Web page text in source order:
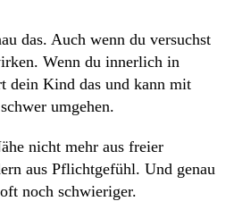
das. Auch wenn du versuchst
Wenn du innerlich in
dein Kind das und kann mit
umgehen.
nicht mehr aus freier
aus Pflichtgefühl. Und genau
noch schwieriger.